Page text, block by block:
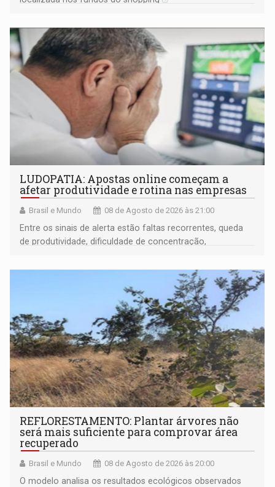
LUDOPATIA: Apostas online começam a
afetar produtividade e rotina nas empresas
Brasil e Mundo 08 de Agosto de 2026 às 21:00
Entre os sinais de alerta estão faltas recorrentes, queda
de produtividade, dificuldade de concentração,
REFLORESTAMENTO: Plantar árvores não
será mais suficiente para comprovar área
recuperado
Brasil e Mundo 08 de Agosto de 2026 às 20:00
O modelo analisa os resultados ecológicos observados